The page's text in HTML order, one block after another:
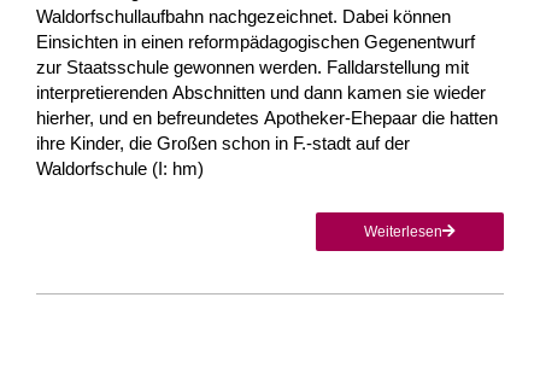
Waldorfschullaufbahn nachgezeichnet. Dabei können
Einsichten in einen reformpädagogischen Gegenentwurf
zur Staatsschule gewonnen werden. Falldarstellung mit
interpretierenden Abschnitten und dann kamen sie wieder
hierher, und en befreundetes Apotheker-Ehepaar die hatten
ihre Kinder, die Großen schon in F.-stadt auf der
Waldorfschule (I: hm)
Weiterlesen